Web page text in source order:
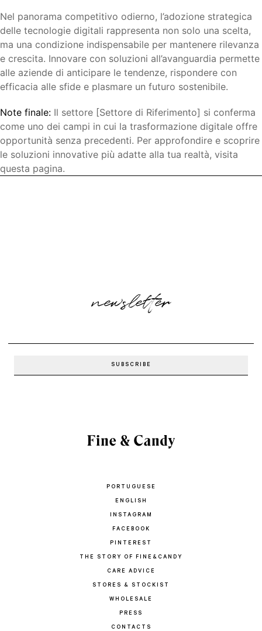
Nel panorama competitivo odierno, l’adozione strategica
delle tecnologie digitali rappresenta non solo una scelta,
ma una condizione indispensabile per mantenere rilevanza
e crescita. Innovare con soluzioni all’avanguardia permette
alle aziende di anticipare le tendenze, rispondere con
efficacia alle sfide e plasmare un futuro sostenibile.
Note finale: Il settore [Settore di Riferimento] si conferma
come uno dei campi in cui la trasformazione digitale offre
opportunità senza precedenti. Per approfondire e scoprire
le soluzioni innovative più adatte alla tua realtà, visita
questa pagina.
newsletter
PORTUGUESE
ENGLISH
INSTAGRAM
FACEBOOK
PINTEREST
THE STORY OF FINE&CANDY
CARE ADVICE
STORES & STOCKIST
WHOLESALE
PRESS
CONTACTS